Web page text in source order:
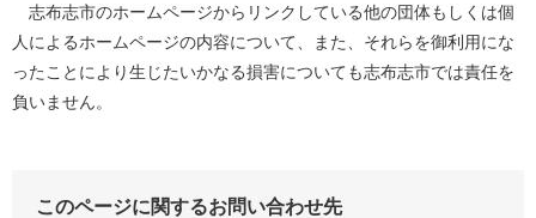
志布志市のホームページからリンクしている他の団体もしくは個
人によるホームページの内容について、また、それらを御利用にな
ったことにより生じたいかなる損害についても志布志市では責任を
負いません。
このページに関するお問い合わせ先